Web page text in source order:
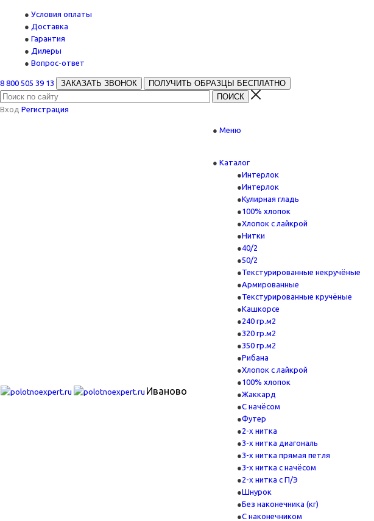
Условия оплаты
Доставка
Гарантия
Дилеры
Вопрос-ответ
8 800 505 39 13 ЗАКАЗАТЬ ЗВОНОК ПОЛУЧИТЬ ОБРАЗЦЫ БЕСПЛАТНО
Вход Регистрация
Иваново
Меню
Каталог
Интерлок
Интерлок
Кулирная гладь
100% хлопок
Хлопок с лайкрой
Нитки
40/2
50/2
Текстурированные некручёные
Армированные
Текстурированные кручёные
Кашкорсе
240 гр.м2
320 гр.м2
350 гр.м2
Рибана
Хлопок с лайкрой
100% хлопок
Жаккард
С начёсом
Футер
2-х нитка
3-х нитка диагональ
3-х нитка прямая петля
3-х нитка с начёсом
2-х нитка с П/Э
Шнурок
Без наконечника (кг)
С наконечником